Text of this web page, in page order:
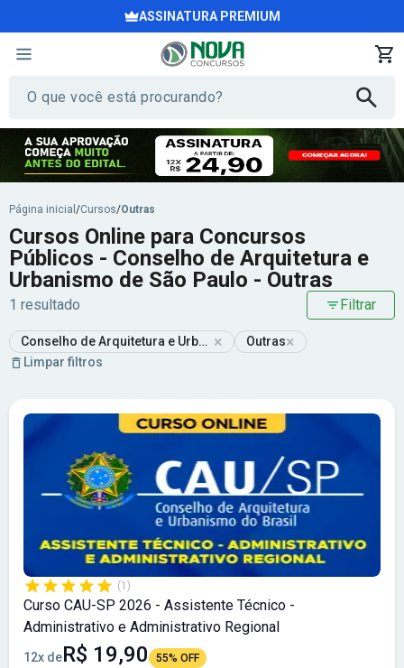
ASSINATURA PREMIUM
Página inicial /Cursos/Outras
Cursos Online para Concursos
Públicos - Conselho de Arquitetura e
Urbanismo de São Paulo - Outras
1 resultado Filtrar
Conselho de Arquitetura e Urbanismo de São Paulo
× Outras×
Limpar filtros
(1)
Curso CAU-SP 2026 - Assistente Técnico -
Administrativo e Administrativo Regional
12x deR$ 19,90 55% OFF